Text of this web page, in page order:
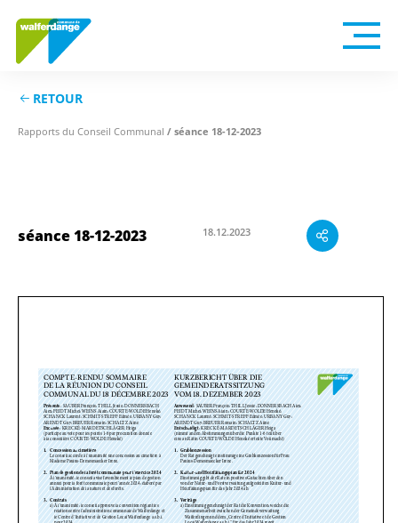
RETOUR
Rapports du Conseil Communal / séance 18-12-2023
séance 18-12-2023 18.12.2023